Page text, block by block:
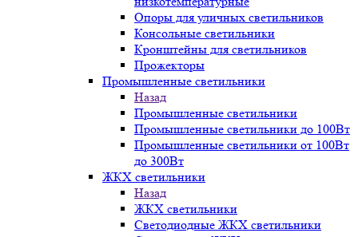
Опоры для уличных светильников
Консольные светильники
Кронштейны для светильников
Прожекторы
Промышленные светильники
Назад
Промышленные светильники
Промышленные светильники до 100Вт
Промышленные светильники от 100Вт
до 300Вт
ЖКХ светильники
Назад
ЖКХ светильники
Светодиодные ЖКХ светильники